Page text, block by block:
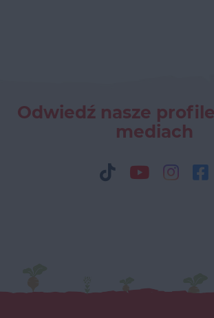
Odwiedź nasze
mediach